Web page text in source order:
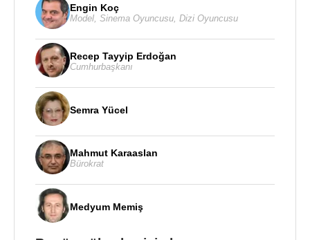
Engin Koç
Model, Sinema Oyuncusu, Dizi Oyuncusu
Recep Tayyip Erdoğan
Cumhurbaşkanı
Semra Yücel
Mahmut Karaaslan
Bürokrat
Medyum Memiş